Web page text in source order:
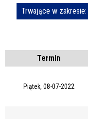
Szukana fraza
Kategoria
Trwające w zakresie
Trwające w zakresie:
Termin
Piątek, 08-07-2022